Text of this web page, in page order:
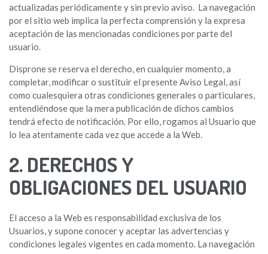
actualizadas periódicamente y sin previo aviso. La navegación
por el sitio web implica la perfecta comprensión y la expresa
aceptación de las mencionadas condiciones por parte del
usuario.
Disprone se reserva el derecho, en cualquier momento, a
completar, modificar o sustituir el presente Aviso Legal, así
como cualesquiera otras condiciones generales o particulares,
entendiéndose que la mera publicación de dichos cambios
tendrá efecto de notificación. Por ello, rogamos al Usuario que
lo lea atentamente cada vez que accede a la Web.
2. DERECHOS Y
OBLIGACIONES DEL USUARIO
El acceso a la Web es responsabilidad exclusiva de los
Usuarios, y supone conocer y aceptar las advertencias y
condiciones legales vigentes en cada momento. La navegación